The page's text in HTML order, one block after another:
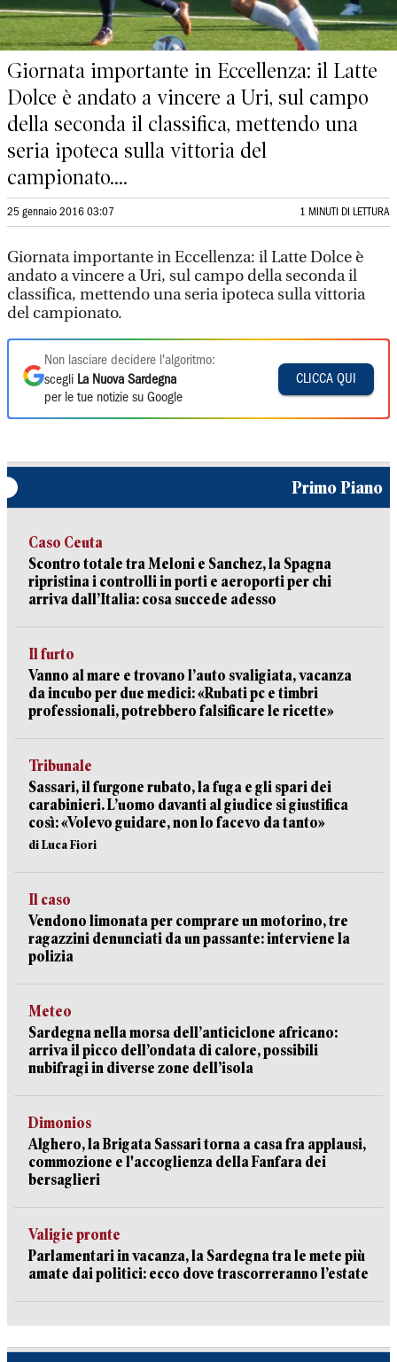
Giornata importante in Eccellenza: il Latte
Dolce è andato a vincere a Uri, sul campo
della seconda il classifica, mettendo una
seria ipoteca sulla vittoria del
campionato....
25 gennaio 2016 03:07 1 MINUTI DI LETTURA
Giornata importante in Eccellenza: il Latte Dolce è
andato a vincere a Uri, sul campo della seconda il
classifica, mettendo una seria ipoteca sulla vittoria
del campionato.
Non lasciare decidere l'algoritmo:
scegli La Nuova Sardegna
per le tue notizie su Google
CLICCA QUI
Primo Piano
Caso Ceuta
Scontro totale tra Meloni e Sanchez, la Spagna
ripristina i controlli in porti e aeroporti per chi
arriva dall’Italia: cosa succede adesso
Il furto
Vanno al mare e trovano l’auto svaligiata, vacanza
da incubo per due medici: «Rubati pc e timbri
professionali, potrebbero falsificare le ricette»
Tribunale
Sassari, il furgone rubato, la fuga e gli spari dei
carabinieri. L’uomo davanti al giudice si giustifica
così: «Volevo guidare, non lo facevo da tanto»
di Luca Fiori
Il caso
Vendono limonata per comprare un motorino, tre
ragazzini denunciati da un passante: interviene la
polizia
Meteo
Sardegna nella morsa dell’anticiclone africano:
arriva il picco dell’ondata di calore, possibili
nubifragi in diverse zone dell’isola
Dimonios
Alghero, la Brigata Sassari torna a casa fra applausi,
commozione e l'accoglienza della Fanfara dei
bersaglieri
Valigie pronte
Parlamentari in vacanza, la Sardegna tra le mete più
amate dai politici: ecco dove trascorreranno l’estate